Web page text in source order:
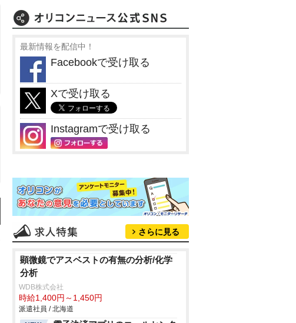
最新情報を配信中！
Facebookで受け取る
Xで受け取る
Instagramで受け取る
さらに見る
顕微鏡でアスベストの有無の分析/化学
分析
WDB株式会社
時給1,400円～1,450円
派遣社員 / 北海道